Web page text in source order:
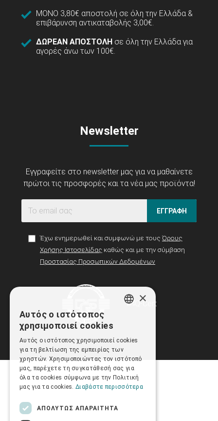
ΜΟΝΟ 3,80€ αποστολή σε όλη την Ελλάδα &
επιβάρυνση αντικαταβολής 3,00€.
ΔΩΡΕΑΝ ΑΠΟΣΤΟΛΗ σε όλη την Ελλάδα για
αγορές άνω των 100€.
Newsletter
Εγγραφείτε στο newsletter μας για να μαθαίνετε
πρώτοι τις προσφορές και τα νέα μας προϊόντα!
ΕΓΓΡΑΦΗ
Έχω ενημερωθεί και συμφωνώ με τους Όρους
Χρήσης Ιστοσελίδας καθώς και με την σύμβαση
Προστασίας Προσωπικών Δεδομένων
×
Αυτός ο ιστότοπος
χρησιμοποιεί cookies
Αυτός ο ιστότοπος χρησιμοποιεί cookies
για τη βελτίωση της εμπειρίας των
χρηστών. Χρησιμοποιώντας τον ιστότοπό
μας, παρέχετε τη συγκατάθεσή σας για
όλα τα cookies σύμφωνα με την Πολιτική
μας για τα cookies. Διαβάστε περισσότερα
ΑΠΟΛΎΤΩΣ ΑΠΑΡΑΊΤΗΤΑ